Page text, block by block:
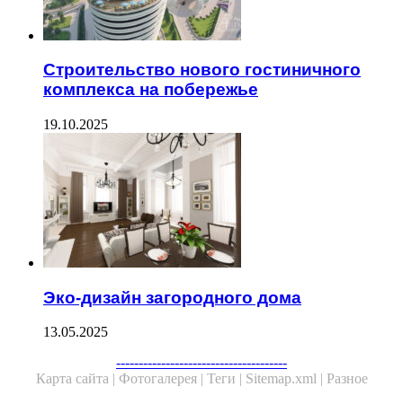
Строительство нового гостиничного
комплекса на побережье
19.10.2025
Эко-дизайн загородного дома
13.05.2025
--------------------------------------
Карта сайта | Фотогалерея | Теги | Sitemap.xml | Разное